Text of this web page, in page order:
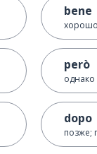
bene
però
однако
dopo
позже;